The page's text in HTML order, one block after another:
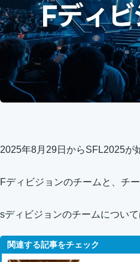
2025年8月29日からSFL2025が
Fディビジョンのチームと、チ
sディビジョンのチームについ